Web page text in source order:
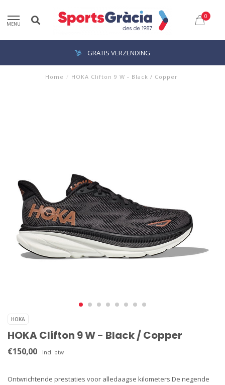
MENU
0
GRATIS VERZENDING
Home / HOKA Clifton 9 W - Black / Copper
HOKA
HOKA Clifton 9 W - Black / Copper
€150,00 Incl. btw
Ontwrichtende prestaties voor alledaagse kilometers De negende